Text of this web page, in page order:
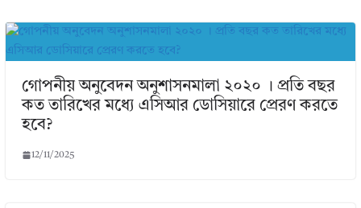
গোপনীয় অনুবেদন অনুশাসনমালা ২০২০ । প্রতি বছর
কত তারিখের মধ্যে এসিআর ডোসিয়ারে প্রেরণ করতে
হবে?
12/11/2025